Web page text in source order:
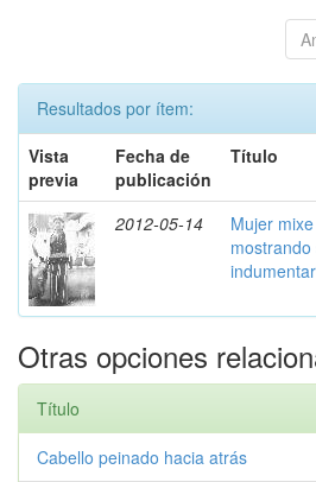
Resultados por ítem:
Vista
previa
Fecha de
publicación
Título
2012-05-14
Mujer mixe
mostrando
Otras opciones
Título
Cabello peinado hacia atrás